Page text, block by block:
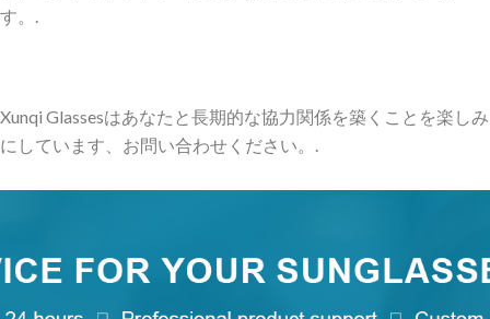
す。.
Xunqi Glassesはあなたと長期的な協力関係を築くことを楽しみ
にしています、お問い合わせください。.